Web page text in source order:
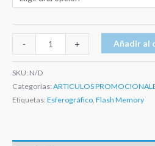
- + Añadir al
SKU: N/D
Categorías: ARTICULOS
Etiquetas: Esferográfico Flash Memory